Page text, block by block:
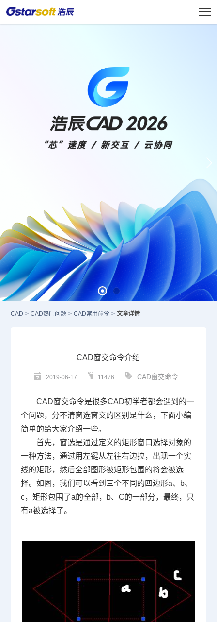
CAD > CAD热门问题 > CAD常用命令 > 文章详情
CAD窗交命令介绍
2019-06-17 11476 CAD窗交命令
CAD窗交命令是很多CAD初学者都会遇到的一
个问题，分不清窗选窗交的区别是什么，下面小编
简单的给大家介绍一些。
首先，窗选是通过定义的矩形窗口选择对象的
一种方法，通过用左键从左往右边拉，出现一个实
线的矩形，然后全部图形被矩形包围的将会被选
择。如图，我们可以看到三个不同的四边形a、b、
c，矩形包围了a的全部，b、C的一部分，最终，只
有a被选择了。